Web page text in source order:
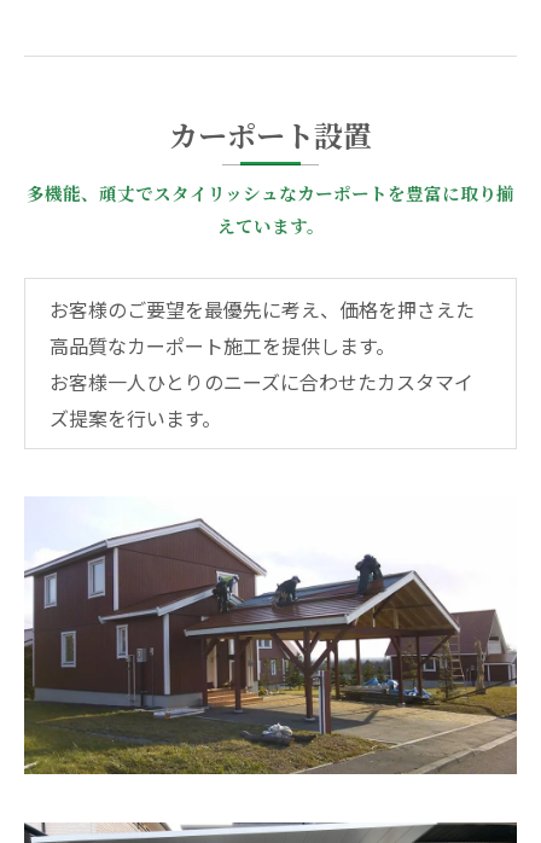
カーポート設置
多機能、頑丈でスタイリッシュなカーポートを豊富に取り揃
えています。
お客様のご要望を最優先に考え、価格を押さえた
高品質なカーポート施工を提供します。
お客様一人ひとりのニーズに合わせたカスタマイ
ズ提案を行います。